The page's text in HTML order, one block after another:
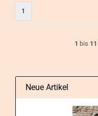
1
1 bis 11
Neue Artikel